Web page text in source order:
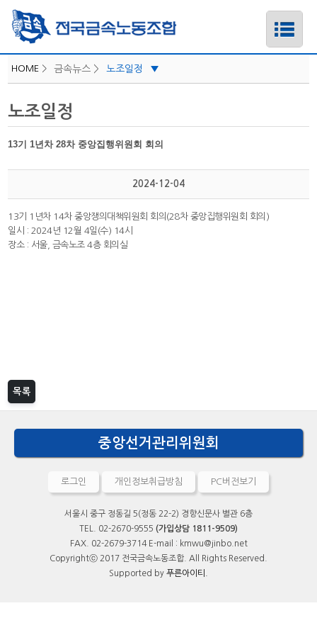
하위메뉴
하위메뉴
HOME > 금속뉴스 > 노조일정 ▼
보도자료/성명
카드뉴스
노조일정
13기 1년차 28차 중앙집행위원회 회의
2024-12-04
13기 1년차 14차 중앙쟁의대책위원회 회의(28차 중앙집행위원회 회의)
일시 : 2024년 12월 4일(수) 14시
장소 : 서울, 금속노조 4층 회의실
목록
중앙선거관리위원회
로그인 개인정보취급방침 PC버전보기
서울시 중구 정동길 5(정동 22-2) 경향신문사 별관 6층
TEL. 02-2670-9555 (가입상담 1811-9509)
FAX. 02-2679-3714 E-mail : kmwu@jinbo.net
Copyrightⓒ 2017 전국금속노동조합. All Rights Reserved.
Supported by 푸른아이티.